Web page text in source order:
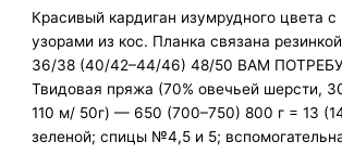
Красивый кардиган изумрудного цвета
узорами из кос. Планка связана
36/38 (40/42–44/46) 48/50 ВАМ
Твидовая пряжа (70% овечьей шерсти,
110 м/ 50г) — 650 (700–750) 800 г = 13
зеленой; спицы №4,5 и 5;